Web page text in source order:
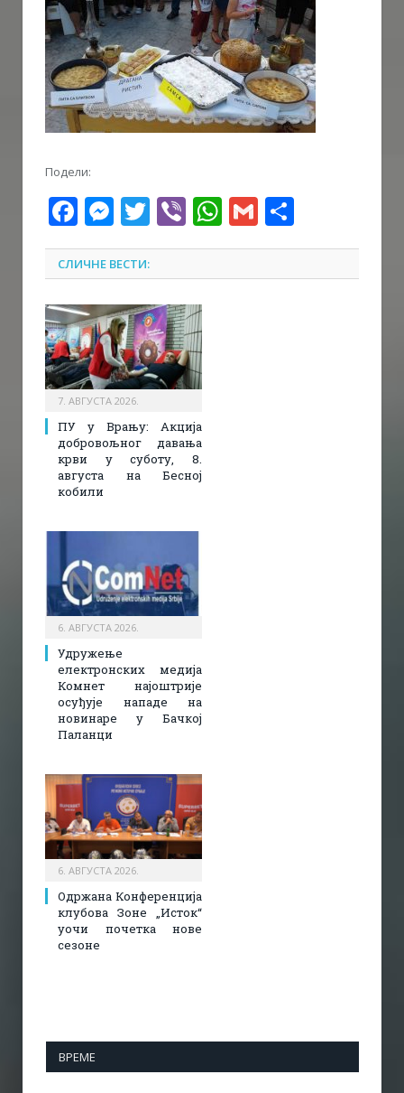
Подели:
Facebook
Messenger
Twitter
ViberWhatsApp
Gmail
СЛИЧНЕ ВЕСТИ:
7. АВГУСТА 2026.
ПУ у Врању: Акција
добровољног давања
крви у суботу, 8.
августа на Бесној
кобили
6. АВГУСТА 2026.
Удружење
електронских медија
Комнет најоштрије
осуђује нападе на
новинаре у Бачкој
Паланци
6. АВГУСТА 2026.
Одржана Конференција
клубова Зоне „Исток“
уочи почетка нове
сезоне
ВРЕМЕ